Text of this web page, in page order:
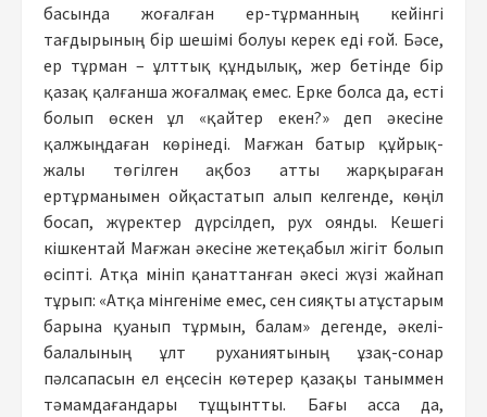
басында жоғалған ер-тұрманның кейінгі
тағдырының бір шешімі болуы керек еді ғой. Бәсе,
ер тұрман – ұлттық құндылық, жер бетінде бір
қазақ қалғанша жоғалмақ емес. Ерке болса да, есті
болып өскен ұл «қайтер екен?» деп әкесіне
қалжыңдаған көрінеді. Мағжан батыр құйрық-
жалы төгілген ақбоз атты жарқыраған
ертұрманымен ойқастатып алып келгенде, көңіл
босап, жүректер дүрсілдеп, рух оянды. Кешегі
кішкентай Мағжан әкесіне жетеқабыл жігіт болып
өсіпті. Атқа мініп қанаттанған әкесі жүзі жайнап
тұрып: «Атқа мінгеніме емес, сен сияқты атұстарым
барына қуанып тұрмын, балам» дегенде, әкелі-
балалының ұлт руханиятының ұзақ-сонар
пәлсапасын ел еңсесін көтерер қазақы таныммен
тәмамдағандары тұщынтты. Бағы асса да,